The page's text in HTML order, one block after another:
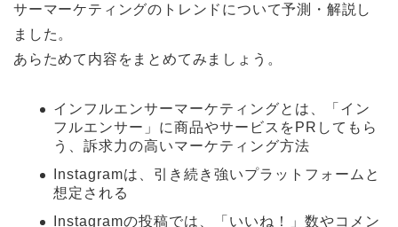
サーマーケティングのトレンドについて予測・解説し
ました。
あらためて内容をまとめてみましょう。
インフルエンサーマーケティングとは、「イン
フルエンサー」に商品やサービスをPRしてもら
う、訴求力の高いマーケティング方法
Instagramは、引き続き強いプラットフォームと
想定される
Instagramの投稿では、「いいね！」数やコメン